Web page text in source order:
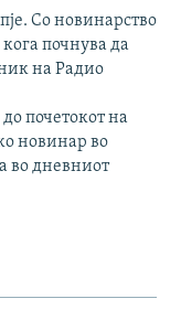
Со новинарство
почнува да
на Радио
почетокот на
новинар во
во дневниот